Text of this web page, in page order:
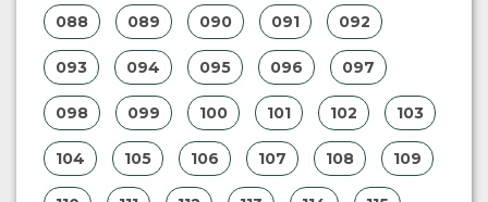
088 089 090 091 092
093 094 095 096 097
098 099 100 101 102 103
104 105 106 107 108 109